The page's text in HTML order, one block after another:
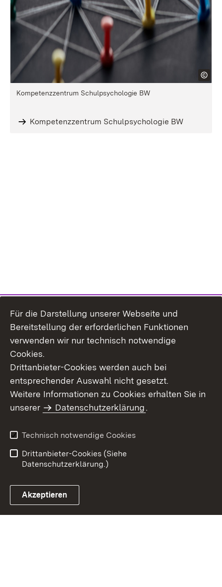
Kompetenzzentrum Schulpsychologie BW
Kompetenzzentrum Schulpsychologie BW
Benutzungshinweise
Erklärung zur
Für die Darstellung unserer Webseite und
Bereitstellung der erforderlichen Funktionen
verwenden wir nur technisch notwendige
Cookies.
Drittanbieter-Cookies werden auch bei
entsprechender Auswahl nicht gesetzt.
Weitere Informationen zu Cookies erhalten Sie in
unserer
Datenschutzerklärung.
Technisch notwendige Cookies
Drittanbieter-Cookies (Siehe
Datenschutzerklärung.)
Akzeptieren